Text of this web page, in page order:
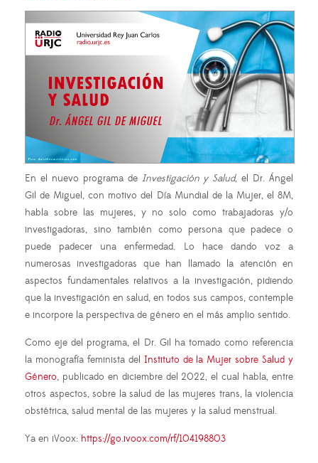
En el nuevo programa de Investigación y Salud, el Dr. Ángel
Gil de Miguel, con motivo del Día Mundial de la Mujer, el 8M,
habla sobre las mujeres, y no solo como trabajadoras y/o
investigadoras, sino también como persona que padece o
puede padecer una enfermedad. Lo hace dando voz a
numerosas investigadoras que han llamado la atención en
aspectos fundamentales relativos a la investigación, pidiendo
que la investigación en salud, en todos sus campos, contemple
e incorpore la perspectiva de género en el más amplio sentido.
Como eje del programa, el Dr. Gil ha tomado como referencia
la monografía feminista del Instituto de la Mujer sobre Salud y
Género, publicado en diciembre del 2022, el cual habla, entre
otros aspectos, sobre la salud de las mujeres trans, la violencia
obstétrica, salud mental de las mujeres y la salud menstrual.
Ya en iVoox: https://go.ivoox.com/rf/104198803